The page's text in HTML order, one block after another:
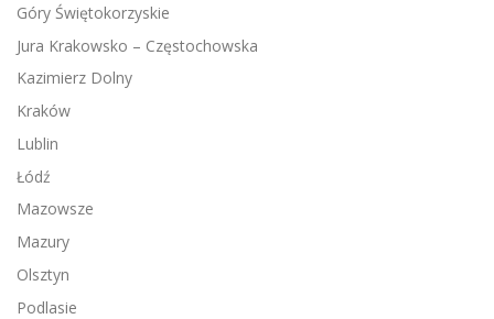
Góry Świętokorzyskie
Jura Krakowsko – Częstochowska
Kazimierz Dolny
Kraków
Lublin
Łódź
Mazowsze
Mazury
Olsztyn
Podlasie